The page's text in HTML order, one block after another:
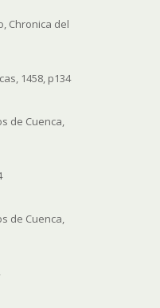
Chronica del
1458, p134
de Cuenca,
de Cuenca,